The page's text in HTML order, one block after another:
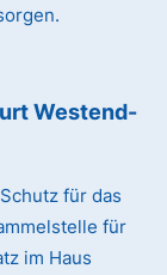
Westend-
für das
für
im Haus